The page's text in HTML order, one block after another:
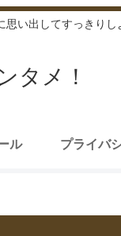
思い出してすっきりし
タメ！
ル プライバ